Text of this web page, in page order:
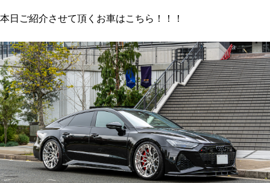
本日ご紹介させて頂くお車はこちら！！！